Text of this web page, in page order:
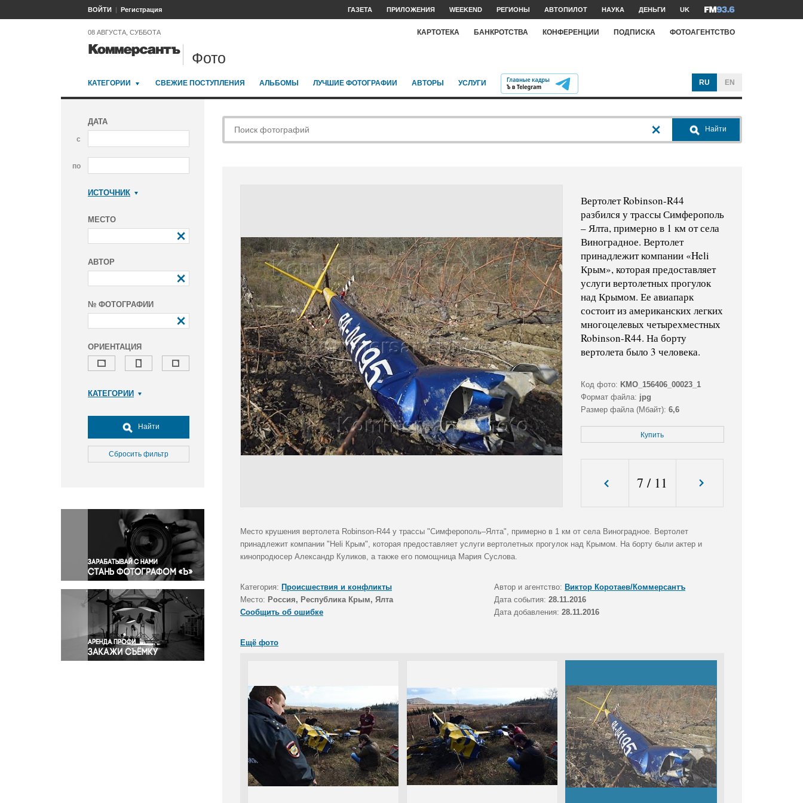
ВОЙТИ Регистрация ГАЗЕТА ПРИЛОЖЕНИЯ WEEKEND РЕГИОНЫ АВТОПИЛОТ НАУКА ДЕНЬГИ UK
08 АВГУСТА, СУББОТА КАРТОТЕКА БАНКРОТСТВА КОНФЕРЕНЦИИ ПОДПИСКА ФОТОАГЕНТСТВО
Фото
КАТЕГОРИИ СВЕЖИЕ ПОСТУПЛЕНИЯ АЛЬБОМЫ ЛУЧШИЕ ФОТОГРАФИИ АВТОРЫ УСЛУГИ RU EN
ДАТА
с
по
ИСТОЧНИК
МЕСТО
АВТОР
№ ФОТОГРАФИИ
ОРИЕНТАЦИЯ
КАТЕГОРИИ
Досуг, туризм и отдых
Культура
Медицина
Окружающая среда
Политика
Правосудие
Происшествия и конфликты
Религия
Светская жизнь
Спорт
Экология
Экономика и бизнес
Найти
Сбросить фильтр
Найти
Вертолет Robinson-R44
разбился у трассы Симферополь
– Ялта, примерно в 1 км от села
Виноградное. Вертолет
принадлежит компании «Heli
Крым», которая предоставляет
услуги вертолетных прогулок
над Крымом. Ее авиапарк
состоит из американских легких
многоцелевых четырехместных
Robinson-R44. На борту
вертолета было 3 человека.
Код фото: KMO_156406_00023_1
Формат файла: jpg
Размер файла (Мбайт): 6,6
Купить
7 / 11
Место крушения вертолета Robinson-R44 у трассы "Симферополь–Ялта", примерно в 1 км от села Виноградное. Вертолет
принадлежит компании "Heli Крым", которая предоставляет услуги вертолетных прогулок над Крымом. На борту были актер и
кинопродюсер Александр Куликов, а также его помощница Мария Суслова.
Категория: Происшествия и конфликты Автор и агентство: Виктор Коротаев/Коммерсантъ
Место: Россия, Республика Крым, Ялта Дата события: 28.11.2016
Сообщить об ошибке
Дата добавления: 28.11.2016
Ещё фото